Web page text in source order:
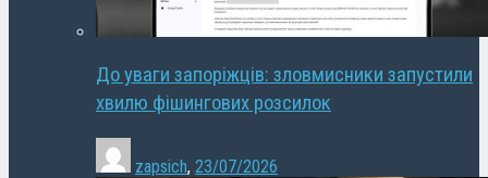
До уваги запоріжців: зловмисники запустили
хвилю фішингових розсилок
zapsich, 23/07/2026